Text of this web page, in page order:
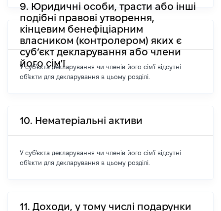
9. Юридичні особи, трасти або інші
подібні правові утворення,
кінцевим бенефіціарним
власником (контролером) яких є
суб’єкт декларування або члени
його сім'ї
У суб'єкта декларування чи членів його сім'ї відсутні
об'єкти для декларування в цьому розділі.
10. Нематеріальні активи
У суб'єкта декларування чи членів його сім'ї відсутні
об'єкти для декларування в цьому розділі.
11. Доходи, у тому числі подарунки